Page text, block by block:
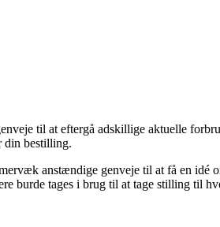
til at eftergå adskillige aktuelle
din bestilling.
anstændige genveje til at få en idé
burde tages i brug til at tage stilling til